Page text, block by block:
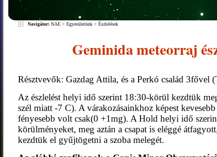
Navigátor: NAE > Egyesületünk > Észlelések
Geminida meteorraj
Résztvevők: Gazdag Attila, és a Perkó család 3fővel
Az észlelést helyi idő szerint 18:30-körül kezdtük
szél miatt -7 C). A várakozásainkhoz képest
fényesebb volt csak(0 +1mg). A Hold helyi idő
körülményeket, meg aztán a csapat is eléggé
kezdtük el gyűjtögetni a szoba melegét.